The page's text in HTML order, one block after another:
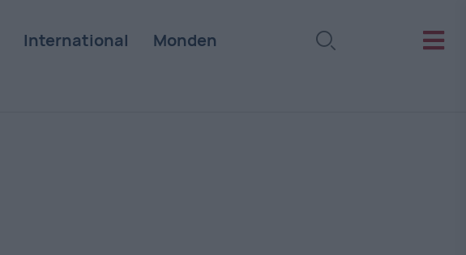
International Monden